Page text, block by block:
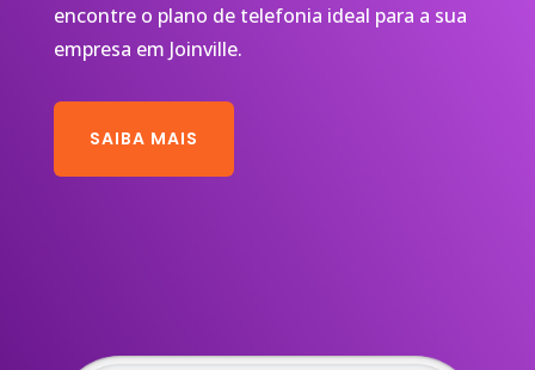
encontre o plano de telefonia ideal para a sua
empresa em Joinville.
SAIBA MAIS